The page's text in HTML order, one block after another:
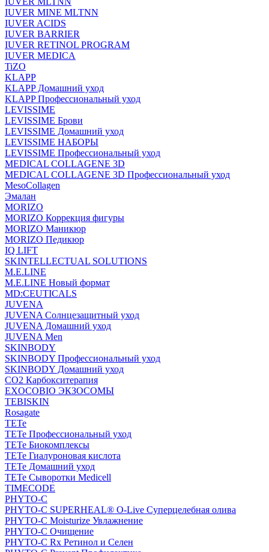
IUVER MINE MLTNN
IUVER ACIDS
IUVER BARRIER
IUVER RETINOL PROGRAM
IUVER MEDICA
TiZO
KLAPP
KLAPP Домашний уход
KLAPP Профессиональный уход
LEVISSIME
LEVISSIME Брови
LEVISSIME Домашний уход
LEVISSIME НАБОРЫ
LEVISSIME Профессиональный уход
MEDICAL COLLAGENE 3D
MEDICAL COLLAGENE 3D Профессиональный уход
MesoCollagen
Эмалан
MORIZO
MORIZO Коррекция фигуры
MORIZO Маникюр
MORIZO Педикюр
IQ LIFT
SKINTELLECTUAL SOLUTIONS
M.E.LINE
M.E.LINE Новый формат
MD:CEUTICALS
JUVENA
JUVENA Солнцезащитный уход
JUVENA Домашний уход
JUVENA Men
SKINBODY
SKINBODY Профессиональный уход
SKINBODY Домашний уход
CO2 Карбокситерапия
EXOCOBIO ЭКЗОСОМЫ
TEBISKIN
Rosagate
TETe
TETe Профессиональный уход
TETe Биокомплексы
TETe Гиалуроновая кислота
TETe Домашний уход
TETe Сыворотки Medicell
TIMECODE
PHYTO-C
PHYTO-C SUPERHEAL® O-Live Суперцелебная олива
PHYTO-C Moisturize Увлажнение
PHYTO-C Очищение
PHYTO-C Rx Ретинол и Селен